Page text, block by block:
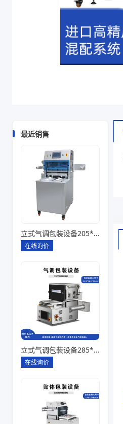
最近销售
立式气调包装设备205*145*85一出四
在线询价
立式气调包装设备285*180*80一出一
在线询价